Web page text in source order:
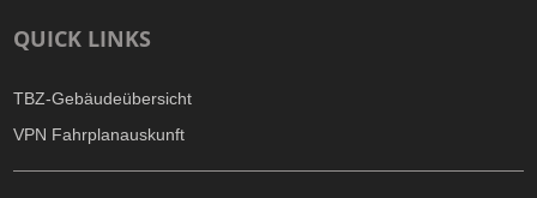
QUICK LINKS
TBZ-Gebäudeübersicht
VPN Fahrplanauskunft